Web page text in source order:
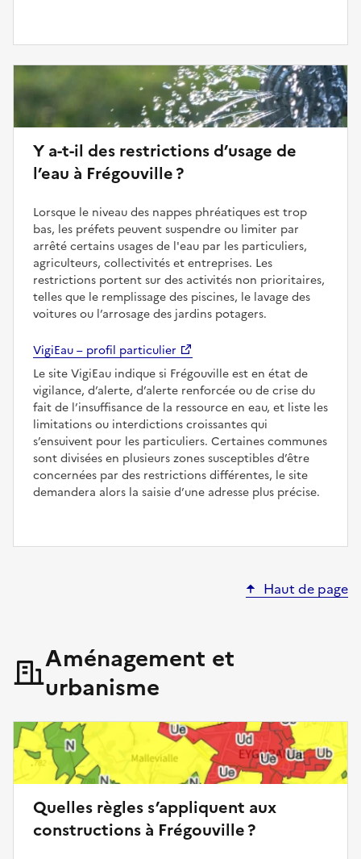
Y a-t-il des restrictions d’usage de
l’eau à Frégouville ?
Lorsque le niveau des nappes phréatiques est trop
bas, les préfets peuvent suspendre ou limiter par
arrêté certains usages de l'eau par les particuliers,
agriculteurs, collectivités et entreprises. Les
restrictions portent sur des activités non prioritaires,
telles que le remplissage des piscines, le lavage des
voitures ou l’arrosage des jardins potagers.
VigiEau – profil particulier
Le site VigiEau indique si Frégouville est en état de
vigilance, d’alerte, d’alerte renforcée ou de crise du
fait de l’insuffisance de la ressource en eau, et liste les
limitations ou interdictions croissantes qui
s’ensuivent pour les particuliers. Certaines communes
sont divisées en plusieurs zones susceptibles d’être
concernées par des restrictions différentes, le site
demandera alors la saisie d’une adresse plus précise.
Haut de page
Aménagement et
urbanisme
Quelles règles s’appliquent aux
constructions à Frégouville ?